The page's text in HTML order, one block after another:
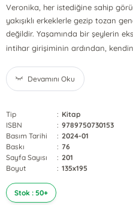
Veronika, her istediğine sahip
yakışıklı erkeklerle gezip tozan
değildir. Yaşamında bir şeylerin
intihar girişiminin ardından,
Devamını Oku
Tip : Kitap
ISBN
: 9789750730153
Basım Tarihi
: 2024-01
Baskı
: 76
Sayfa Sayısı
: 201
Boyut
: 135x195
Stok : 50+